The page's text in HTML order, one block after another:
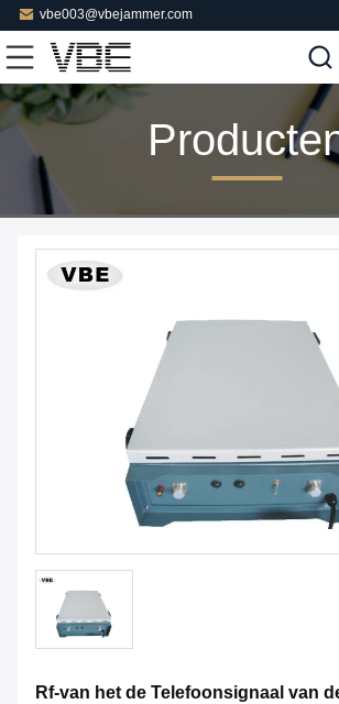
vbe003@vbejammer.com
Rf-van het de Telefoonsignaal van